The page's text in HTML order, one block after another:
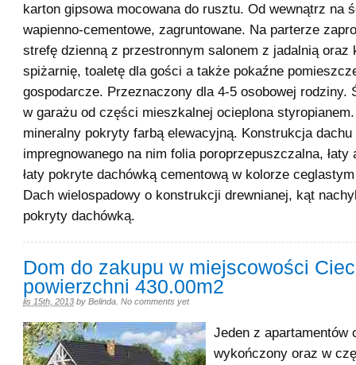
karton gipsowa mocowana do rusztu. Od wewnątrz na
wapienno-cementowe, zagruntowane. Na parterze
strefę dzienną z przestronnym salonem z jadalnią oraz
spiżarnię, toaletę dla gości a także pokaźne
gospodarcze. Przeznaczony dla 4-5 osobowej rodziny.
w garażu od części mieszkalnej ocieplona
mineralny pokryty farbą elewacyjną. Konstrukcja dachu
impregnowanego na nim folia poroprzepuszczalna, łaty
łaty pokryte dachówką cementową w kolorze
Dach wielospadowy o konstrukcji drewnianej, kąt
pokryty dachówką.
Dom do zakupu w miejscowości
powierzchni 430.00m2
lis 15th, 2013 by Belinda No comments yet
Jeden z apartamentów
wykończony oraz w